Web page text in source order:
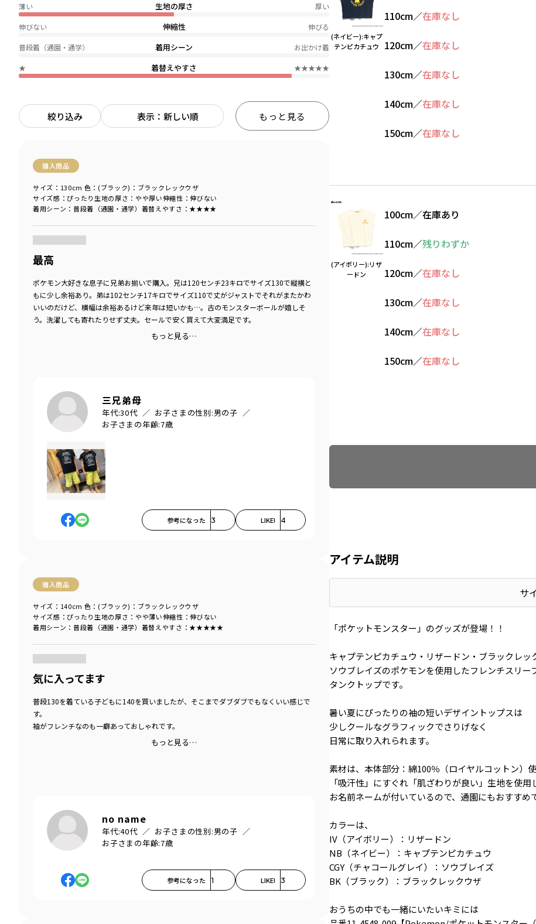
生地の厚さ
薄い 厚い
伸縮性
伸びない 伸びる
着用シーン
普段着（通園・通学） お出かけ着
着替えやすさ
★ ★★★★★
絞り込み 表示：新しい順 もっと見る
購入商品
サイズ感 ：ぴったり 生地の厚さ ：やや厚い伸縮性 ：伸びない
着用シーン ：普段着（通園・通学） 着替えやすさ ：★★★★
サイズ：130cm 色：(ブラック)：ブラックレックウザ
最高
ポケモン大好きな息子に兄弟お揃いで購入。兄は120センチ23キロでサイズ130で縦横と
もに少し余裕あり。弟は102センチ17キロでサイズ110で丈がジャストでそれがまたかわ
いいのだけど、横幅は余裕あるけど来年は短いかも…。古のモンスターボールが嬉しそ
う。洗濯しても寄れたりせず丈夫。セールで安く買えて大変満足です。
もっと見る…
三兄弟母
年代:30代 お子さまの性別:男の子
お子さまの年齢:7歳
参考になった 3 LIKE! 4
購入商品
サイズ感 ：ぴったり 生地の厚さ ：やや薄い伸縮性 ：伸びない
着用シーン ：普段着（通園・通学） 着替えやすさ ：★★★★★
サイズ：140cm 色：(ブラック)：ブラックレックウザ
気に入ってます
普段130を着ている子どもに140を買いましたが、そこまでダブダブでもなくいい感じで
す。
袖がフレンチなのも一癖あっておしゃれです。
もっと見る…
no name
年代:40代 お子さまの性別:男の子
お子さまの年齢:7歳
参考になった 1 LIKE! 3
(ネイビー):キャプ
テンピカチュウ
110cm／在庫なし
120cm／在庫なし
130cm／在庫なし
140cm／在庫なし
150cm／在庫なし
(アイボリー):リザ
ードン
100cm／在庫あり
110cm／残りわずか
120cm／在庫なし
130cm／在庫なし
140cm／在庫なし
150cm／在庫なし
アイテム説明
サ
「ポケットモンスター」のグッズが登場！！
キャプテンピカチュウ・リザードン・ブラックレッ
ソウブレイズのポケモンを使用したフレンチスリー
タンクトップです。
暑い夏にぴったりの袖の短いデザイントップスは
少しクールなグラフィックでさりげなく
日常に取り入れられます。
素材は、本体部分：綿100％（ロイヤルコットン）使
「吸汗性」にすぐれ「肌ざわりが良い」生地を使用
お名前ネームが付いているので、通園にもおすすめ
カラーは、
IV（アイボリー）：リザードン
NB（ネイビー）：キャプテンピカチュウ
CGY（チャコールグレイ）：ソウブレイズ
BK（ブラック）：ブラックレックウザ
おうちの中でも一緒にいたいキミには